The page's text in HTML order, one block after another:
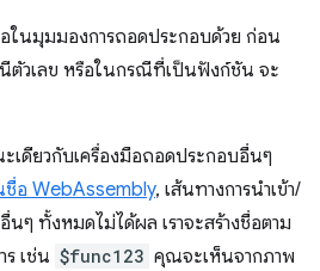
ในมุมมองการถอดประกอบด้วย ก่อน
ตัวเลข หรือในกรณีที่เป็นฟังก์ชัน จะ
เดียวกับเครื่องมือถอดประกอบอื่นๆ
ชื่อ WebAssembly, เส้นทางการนำเข้า/
ๆ ทั้งหมดไม่ได้ผล เราจะสร้างชื่อตาม
เช่น $func123 คุณจะเห็นจากภาพ